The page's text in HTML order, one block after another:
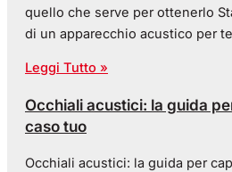
quello che serve per ottenerlo
di un apparecchio acustico per
Leggi Tutto »
Occhiali acustici: la guida
caso tuo
Occhiali acustici: la guida per